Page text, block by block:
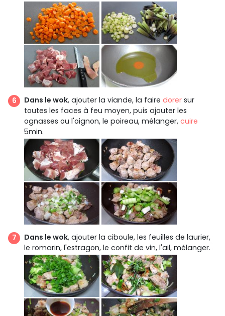
Dans le wok, ajouter la viande, la faire dorer sur
toutes les faces à feu moyen, puis ajouter les
ognasses ou l'oignon, le poireau, mélanger, cuire
5min.
Dans le wok, ajouter la ciboule, les feuilles de laurier,
le romarin, l'estragon, le confit de vin, l'ail, mélanger.